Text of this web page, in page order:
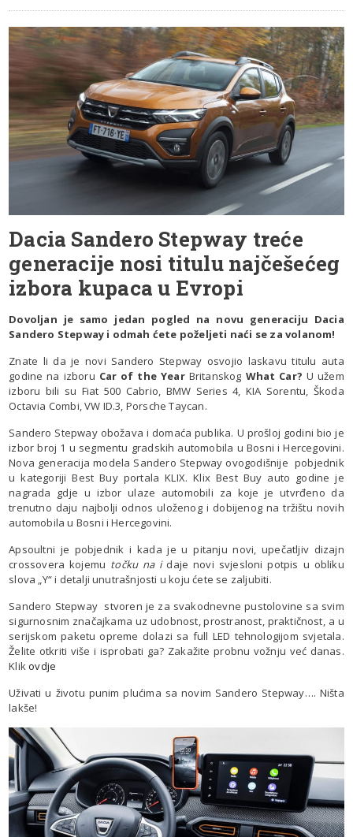
Dacia Sandero Stepway treće
generacije nosi titulu najčešećeg
izbora kupaca u Evropi
Dovoljan je samo jedan pogled na novu generaciju Dacia
Sandero Stepway i odmah ćete poželjeti naći se za volanom!
Znate li da je novi Sandero Stepway osvojio laskavu titulu auta
godine na izboru Car of the YearBritanskog What Car? U užem
izboru bili su Fiat 500 Cabrio, BMW Series 4, KIA Sorentu, Škoda
Octavia Combi, VW ID.3, Porsche Taycan.
Sandero Stepway obožava i domaća publika. U prošloj godini bio je
izbor broj 1 u segmentu gradskih automobila u Bosni i Hercegovini.
Nova generacija modela Sandero Stepway ovogodišnije pobjednik
u kategoriji Best Buy portala KLIX. Klix Best Buy auto godine je
nagrada gdje u izbor ulaze automobili za koje je utvrđeno da
trenutno daju najbolji odnos uloženog i dobijenog na tržištu novih
automobila u Bosni i Hercegovini.
Apsoultni je pobjednik i kada je u pitanju novi, upečatljiv dizajn
crossovera kojemu točku na idaje novi svjesloni potpis u obliku
slova „Y“ i detalji unutrašnjosti u koju ćete se zaljubiti.
Sandero Stepway stvoren je za svakodnevne pustolovine sa svim
sigurnosnim značajkama uz udobnost, prostranost, praktičnost, a u
serijskom paketu opreme dolazi sa full LED tehnologijom svjetala.
Želite otkriti više i isprobati ga? Zakažite probnu vožnju već danas.
Klikovdje
Uživati u životu punim plućima sa novim Sandero Stepway…. Ništa
lakše!